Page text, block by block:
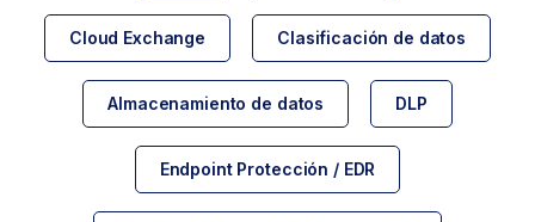
Cloud Exchange Clasificación de datos
Almacenamiento de datos DLP
Endpoint Protección / EDR